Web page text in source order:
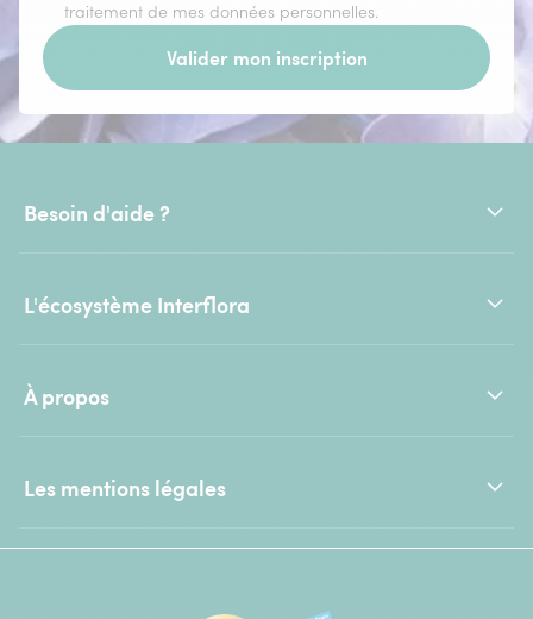
traitement de mes données personnelles.
Valider mon inscription
Besoin d'aide ?
L'écosystème Interflora
À propos
Les mentions légales